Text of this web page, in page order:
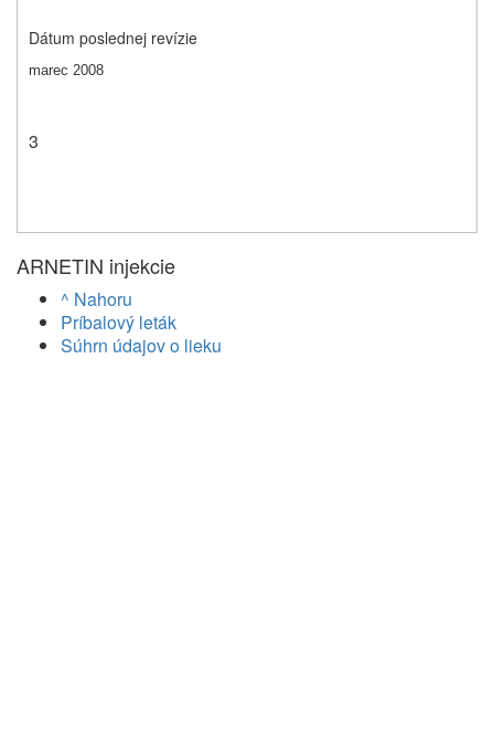
Dátum poslednej revízie
marec 2008
3
ARNETIN injekcie
^ Nahoru
Príbalový leták
Súhrn údajov o lieku